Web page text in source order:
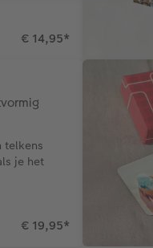
€ 14,95*
telkens
je het
€ 19,95*